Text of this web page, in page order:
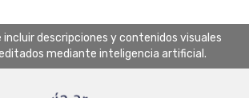
incluir descripciones y contenidos visuales
mediante inteligencia artificial.